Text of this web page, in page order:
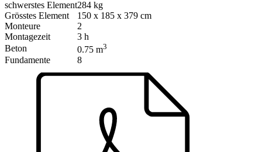
schwerstes Element284 kg
Grösstes Element
150 x 185 x 379 cm
Monteure
2
Montagezeit
3 h
Beton
0.75 m3
Fundamente 8